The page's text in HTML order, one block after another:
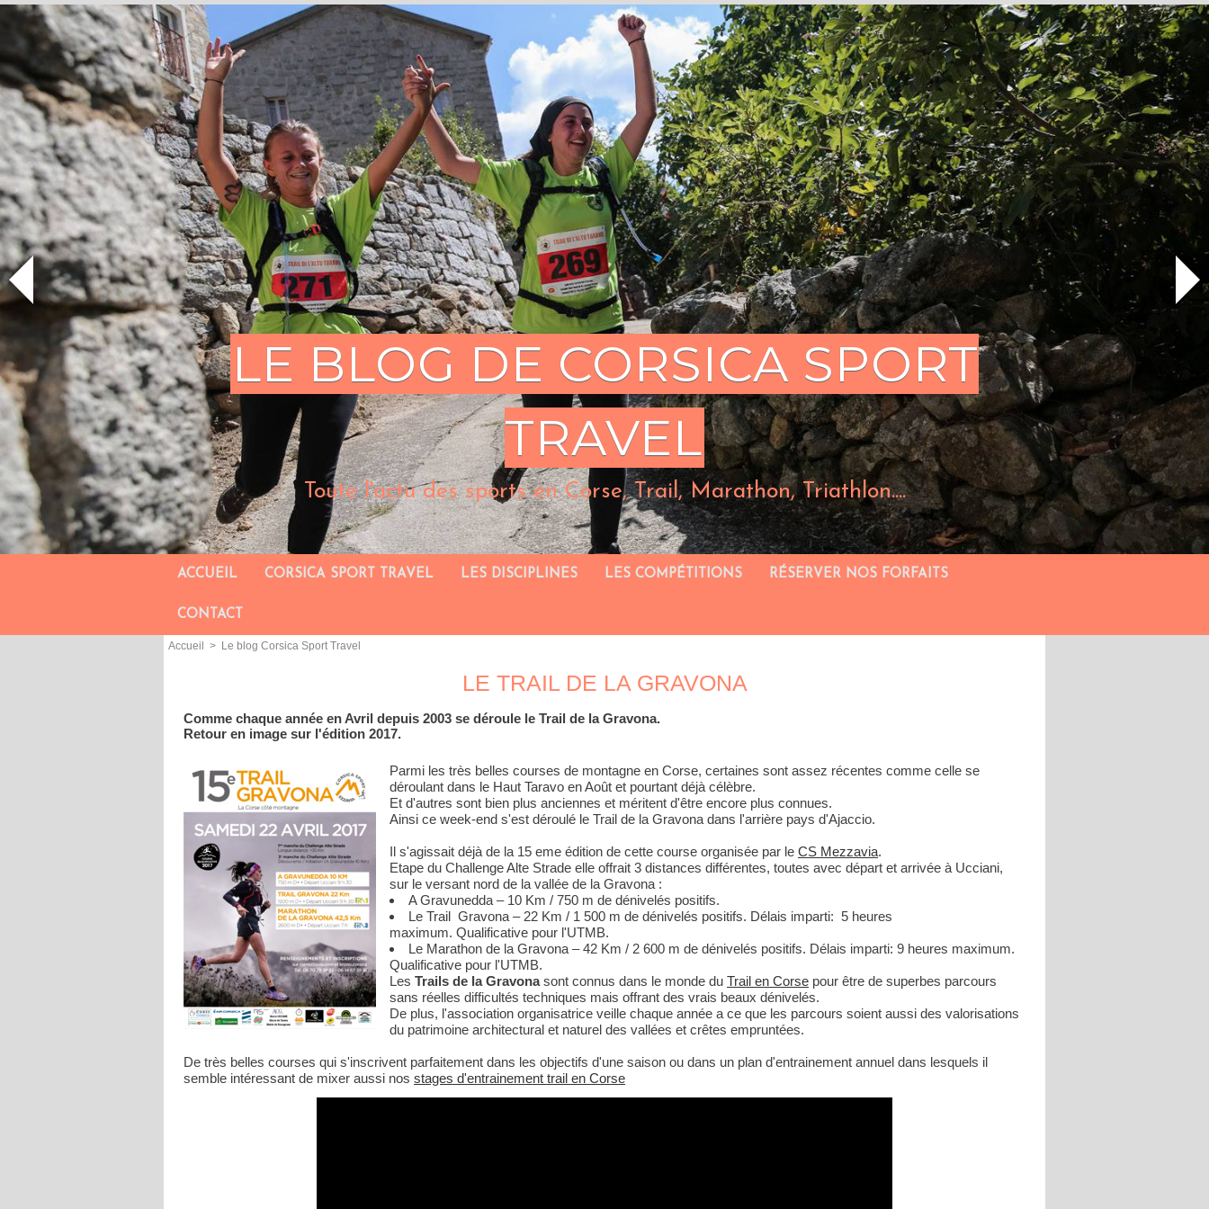
LE BLOG DE CORSICA SPORT
TRAVEL
Toute l'actu des sports en Corse, Trail, Marathon, Triathlon....
ACCUEIL CORSICA SPORT TRAVEL LES DISCIPLINES LES COMPÉTITIONS RÉSERVER NOS FORFAITS
CONTACT
Accueil > Le blog Corsica Sport Travel
LE TRAIL DE LA GRAVONA
Comme chaque année en Avril depuis 2003 se déroule le Trail de la Gravona.
Retour en image sur l'édition 2017.
Parmi les très belles courses de montagne en Corse, certaines sont assez récentes comme celle se
déroulant dans le Haut Taravo en Août et pourtant déjà célèbre.
Et d'autres sont bien plus anciennes et méritent d'être encore plus connues.
Ainsi ce week-end s'est déroulé le Trail de la Gravona dans l'arrière pays d'Ajaccio.
Il s'agissait déjà de la 15 eme édition de cette course organisée par le CS Mezzavia.
Etape du Challenge Alte Strade elle offrait 3 distances différentes, toutes avec départ et arrivée à Ucciani,
sur le versant nord de la vallée de la Gravona :
A Gravunedda – 10 Km / 750 m de dénivelés positifs.
Le Trail Gravona – 22 Km / 1 500 m de dénivelés positifs. Délais imparti: 5 heures
maximum. Qualificative pour l'UTMB.
Le Marathon de la Gravona – 42 Km / 2 600 m de dénivelés positifs. Délais imparti: 9 heures maximum.
Qualificative pour l'UTMB.
Les Trails de la Gravonasont connus dans le monde du Trail en Corse pour être de superbes parcours
sans réelles difficultés techniques mais offrant des vrais beaux dénivelés.
De plus, l'association organisatrice veille chaque année a ce que les parcours soient aussi des valorisations
du patrimoine architectural et naturel des vallées et crêtes empruntées.
De très belles courses qui s'inscrivent parfaitement dans les objectifs d'une saison ou dans un plan d'entrainement annuel dans lesquels il
semble intéressant de mixer aussi nos stages d'entrainement trail en Corse